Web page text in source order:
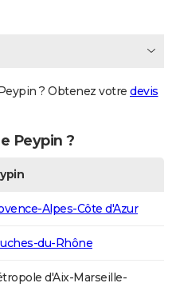
? Obtenez votre devis
Peypin ?
Alpes-Côte d'Azur
du-Rhône
d'Aix-Marseille-